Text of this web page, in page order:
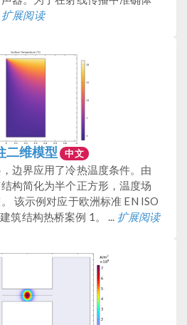
扩展阅读
二维模型 中文
边界应用了冷热温度条件。由
构简化为半个正方形，温度场
该示例对应于欧洲标准 EN ISO
筑结构热桥案例 1。 ... 扩展阅读